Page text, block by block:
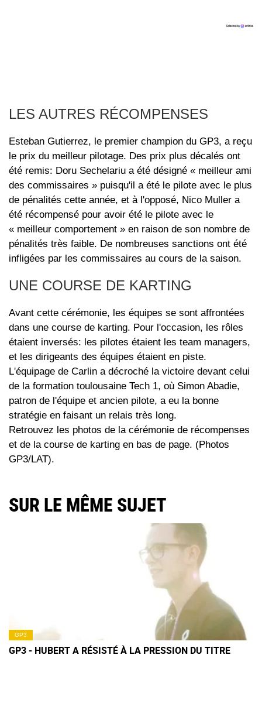
LES AUTRES RÉCOMPENSES
Esteban Gutierrez, le premier champion du GP3, a reçu
le prix du meilleur pilotage. Des prix plus décalés ont
été remis: Doru Sechelariu a été désigné « meilleur ami
des commissaires » puisqu'il a été le pilote avec le plus
de pénalités cette année, et à l'opposé, Nico Muller a
été récompensé pour avoir été le pilote avec le
« meilleur comportement » en raison de son nombre de
pénalités très faible. De nombreuses sanctions ont été
infligées par les commissaires au cours de la saison.
UNE COURSE DE KARTING
Avant cette cérémonie, les équipes se sont affrontées
dans une course de karting. Pour l'occasion, les rôles
étaient inversés: les pilotes étaient les team managers,
et les dirigeants des équipes étaient en piste.
L'équipage de Carlin a décroché la victoire devant celui
de la formation toulousaine Tech 1, où Simon Abadie,
patron de l'équipe et ancien pilote, a eu la bonne
stratégie en faisant un relais très long.
Retrouvez les photos de la cérémonie de récompenses
et de la course de karting en bas de page. (Photos
GP3/LAT).
SUR LE MÊME SUJET
GP3
GP3 - HUBERT A RÉSISTÉ À LA PRESSION DU TITRE